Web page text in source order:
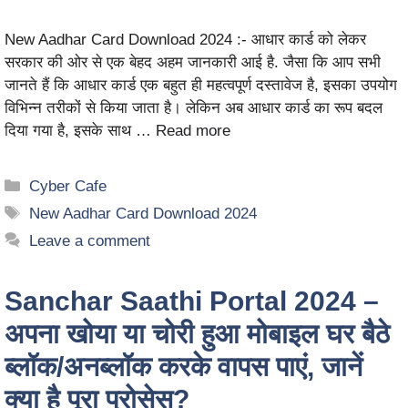
New Aadhar Card Download 2024 :- आधार कार्ड को लेकर
सरकार की ओर से एक बेहद अहम जानकारी आई है. जैसा कि आप सभी
जानते हैं कि आधार कार्ड एक बहुत ही महत्वपूर्ण दस्तावेज है, इसका उपयोग
विभिन्न तरीकों से किया जाता है। लेकिन अब आधार कार्ड का रूप बदल
दिया गया है, इसके साथ … Read more
Cyber Cafe
New Aadhar Card Download 2024
Leave a comment
Sanchar Saathi Portal 2024 –
अपना खोया या चोरी हुआ मोबाइल घर बैठे
ब्लॉक/अनब्लॉक करके वापस पाएं, जानें
क्या है पूरा प्रोसेस?